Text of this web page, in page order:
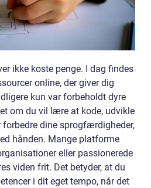
ikke koste penge. I dag findes
online, der giver dig
kun var forbeholdt dyre
om du vil lære at kode, udvikle
forbedre dine sprogfærdigheder,
hånden. Mange platforme
eller passionerede
viden frit. Det betyder, at du
i dit eget tempo, når det